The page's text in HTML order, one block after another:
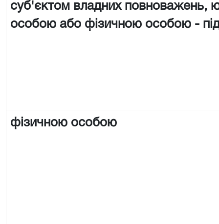
суб'єктом владних повноважень,
особою або фізичною особою -
фізичною особою